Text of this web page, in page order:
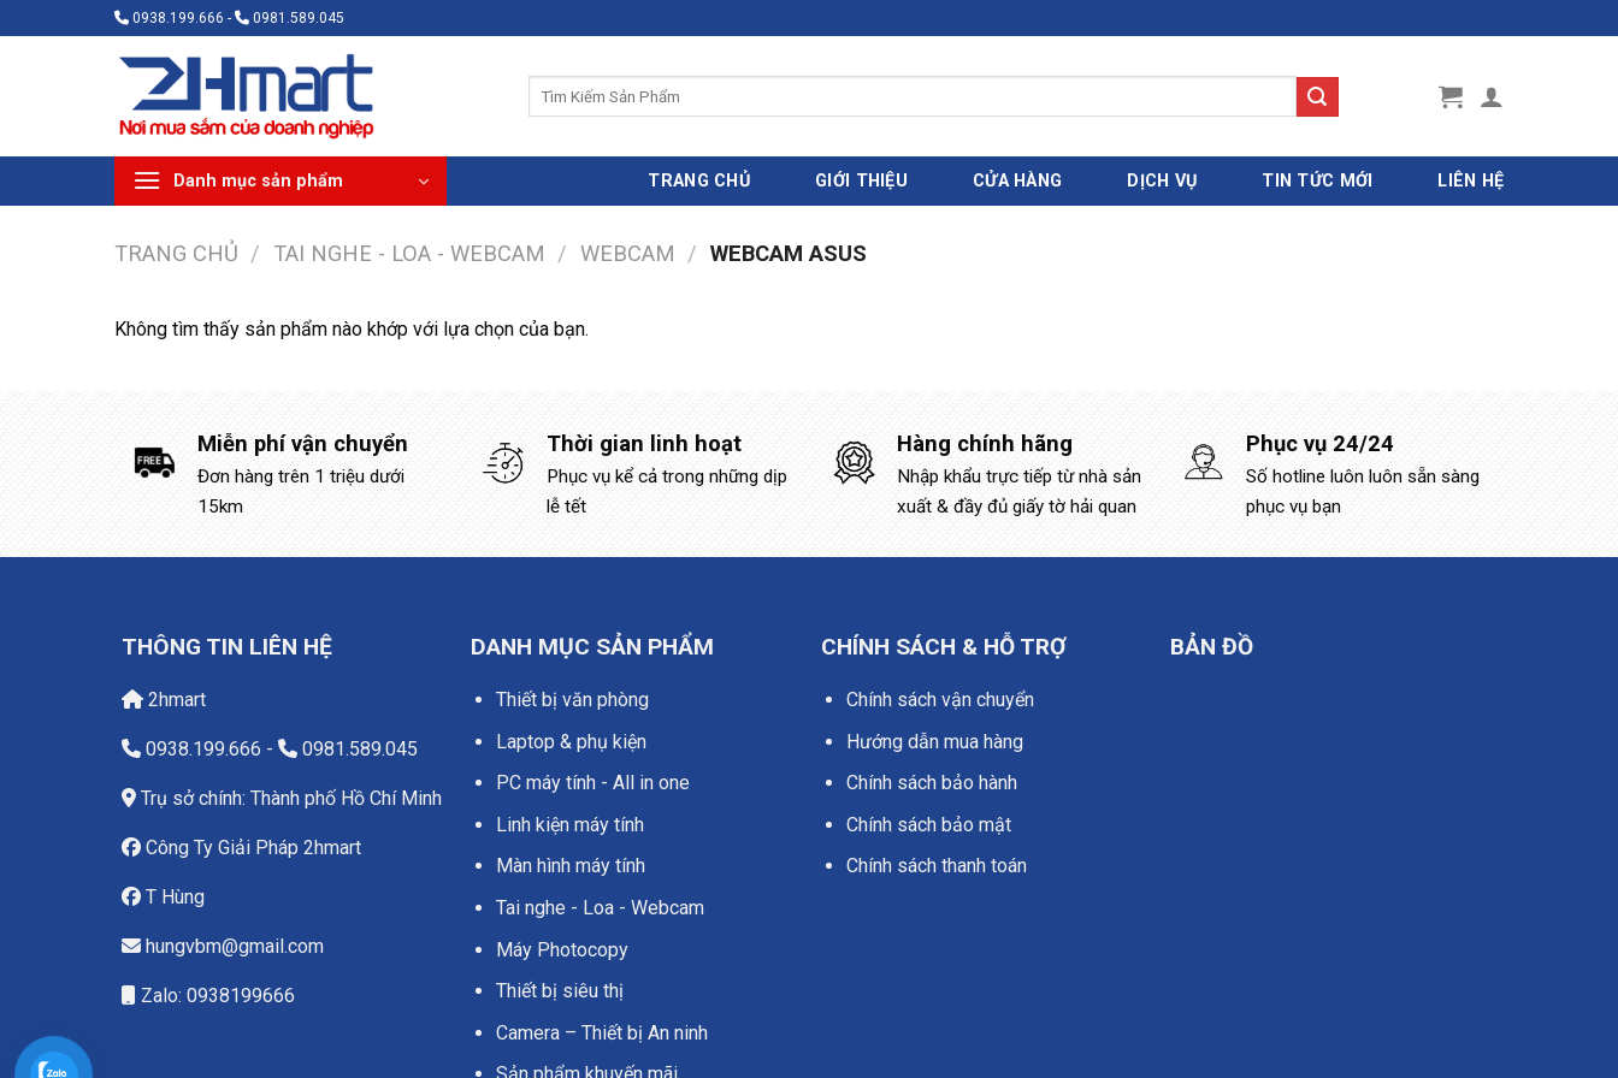
qua
0938.199.666 - 0981.589.045
Danh mục sản phẩm TRANG CHỦ GIỚI THIỆU CỬA HÀNG DỊCH VỤ TIN TỨC MỚI LIÊN HỆ
TRANG CHỦ / TAI NGHE - LOA - WEBCAM / WEBCAM / WEBCAM ASUS
Không tìm thấy sản phẩm nào khớp với lựa chọn của bạn.
Miễn phí vận chuyển
Đơn hàng trên 1 triệu dưới
15km
Thời gian linh hoạt
Phục vụ kể cả trong những dịp
lễ tết
Hàng chính hãng
Nhập khẩu trực tiếp từ nhà sản
xuất & đầy đủ giấy tờ hải quan
Phục vụ 24/24
Số hotline luôn luôn sẵn sàng
phục vụ bạn
THÔNG TIN LIÊN HỆ
2hmart
0938.199.666 - 0981.589.045
Trụ sở chính: Thành phố Hồ Chí Minh
Công Ty Giải Pháp 2hmart
T Hùng
hungvbm@gmail.com
Zalo: 0938199666
DANH MỤC SẢN PHẨM
Thiết bị văn phòng
Laptop & phụ kiện
PC máy tính - All in one
Linh kiện máy tính
Màn hình máy tính
Tai nghe - Loa - Webcam
Máy Photocopy
Thiết bị siêu thị
Camera – Thiết bị An ninh
CHÍNH SÁCH & HỖ TRỢ
Chính sách vận chuyển
Hướng dẫn mua hàng
Chính sách bảo hành
Chính sách bảo mật
Chính sách thanh toán
BẢN ĐỒ